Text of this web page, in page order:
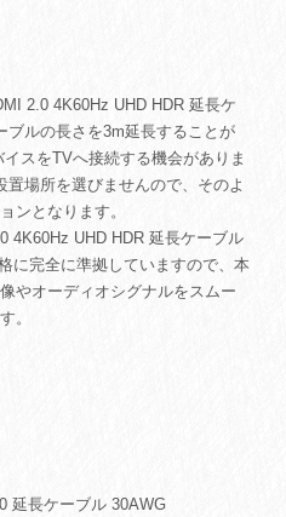
2.0 4K60Hz UHD HDR 延長ケ
ブルの長さを3m延長することが
スをTVへ接続する機会がありま
場所を選びませんので、そのよ
ンとなります。
4K60Hz UHD HDR 延長ケーブル
に完全に準拠していますので、本
やオーディオシグナルをスムー
。
延長ケーブル 30AWG